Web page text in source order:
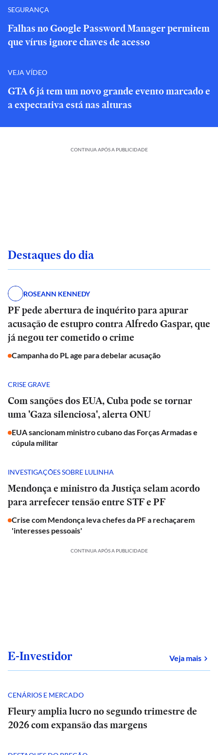
SEGURANÇA
Falhas no Google Password Manager permitem
que vírus ignore chaves de acesso
VEJA VÍDEO
GTA 6 já tem um novo grande evento marcado e
a expectativa está nas alturas
CONTINUA APÓS A PUBLICIDADE
Destaques do dia
ROSEANN KENNEDY
PF pede abertura de inquérito para apurar
acusação de estupro contra Alfredo Gaspar, que
já negou ter cometido o crime
Campanha do PL age para debelar acusação
CRISE GRAVE
Com sanções dos EUA, Cuba pode se tornar
uma 'Gaza silenciosa', alerta ONU
EUA sancionam ministro cubano das Forças Armadas e
cúpula militar
INVESTIGAÇÕES SOBRE LULINHA
Mendonça e ministro da Justiça selam acordo
para arrefecer tensão entre STF e PF
Crise com Mendonça leva chefes da PF a rechaçarem
'interesses pessoais'
CONTINUA APÓS A PUBLICIDADE
E-Investidor Veja mais
CENÁRIOS E MERCADO
Fleury amplia lucro no segundo trimestre de
2026 com expansão das margens